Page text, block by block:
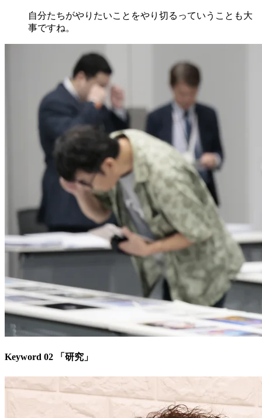
自分たちがやりたいことをやり切るっていうことも大
事ですね。
Keyword 02 「研究」